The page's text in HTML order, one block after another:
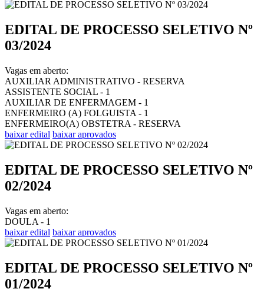
EDITAL DE PROCESSO SELETIVO Nº
03/2024
Vagas em aberto:
AUXILIAR ADMINISTRATIVO - RESERVA
ASSISTENTE SOCIAL - 1
AUXILIAR DE ENFERMAGEM - 1
ENFERMEIRO (A) FOLGUISTA - 1
ENFERMEIRO(A) OBSTETRA - RESERVA
baixar edital baixar aprovados
EDITAL DE PROCESSO SELETIVO Nº
02/2024
Vagas em aberto:
DOULA - 1
baixar edital baixar aprovados
EDITAL DE PROCESSO SELETIVO Nº
01/2024